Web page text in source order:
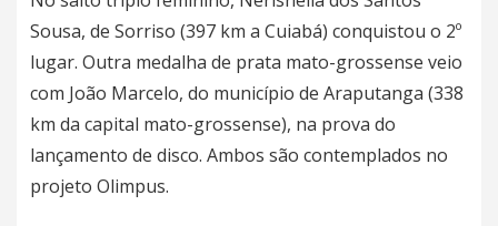
Sousa, de Sorriso (397 km a Cuiabá) conquistou o 2º
lugar. Outra medalha de prata mato-grossense veio
com João Marcelo, do município de Araputanga (338
km da capital mato-grossense), na prova do
lançamento de disco. Ambos são contemplados no
projeto Olimpus.